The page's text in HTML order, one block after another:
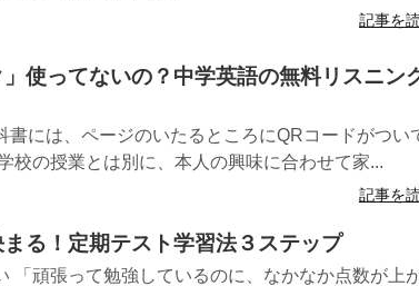
記事を
使ってないの？中学英語の無料リスニン
書には、ページのいたるところにQRコードがつい
校の授業とは別に、本人の興味に合わせて家...
記事を
まる！定期テスト学習法３ステップ
「頑張って勉強しているのに、なかなか点数が上